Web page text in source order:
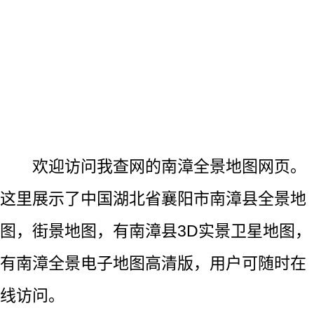
欢迎访问我查网的南漳全景地图网页。
这里展示了中国湖北省襄阳市南漳县全景地
图，街景地图，有南漳县3D实景卫星地图，
有南漳全景电子地图高清版，用户可随时在
线访问。